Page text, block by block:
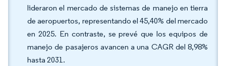
lideraron el mercado de sistemas de manejo en tierra
de aeropuertos, representando el 45,40% del mercado
en 2025. En contraste, se prevé que los equipos de
manejo de pasajeros avancen a una CAGR del 8,98%
hasta 2031.